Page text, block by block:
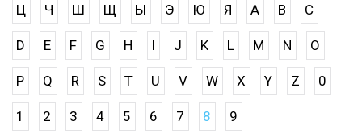
Ц Ч Ш Щ Ы Э Ю Я A B C
D E F G H I J K L M N O
P Q R S T U V W X Y Z 0
1 2 3 4 5 6 7 8 9